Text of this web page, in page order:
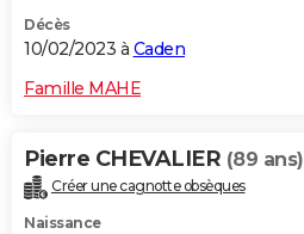
Décès
10/02/2023 à Caden
Famille MAHE
Pierre CHEVALIER (89 ans)
Créer une cagnotte obsèques
Naissance